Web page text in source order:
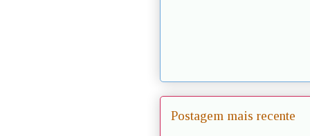
Postagem mais recente